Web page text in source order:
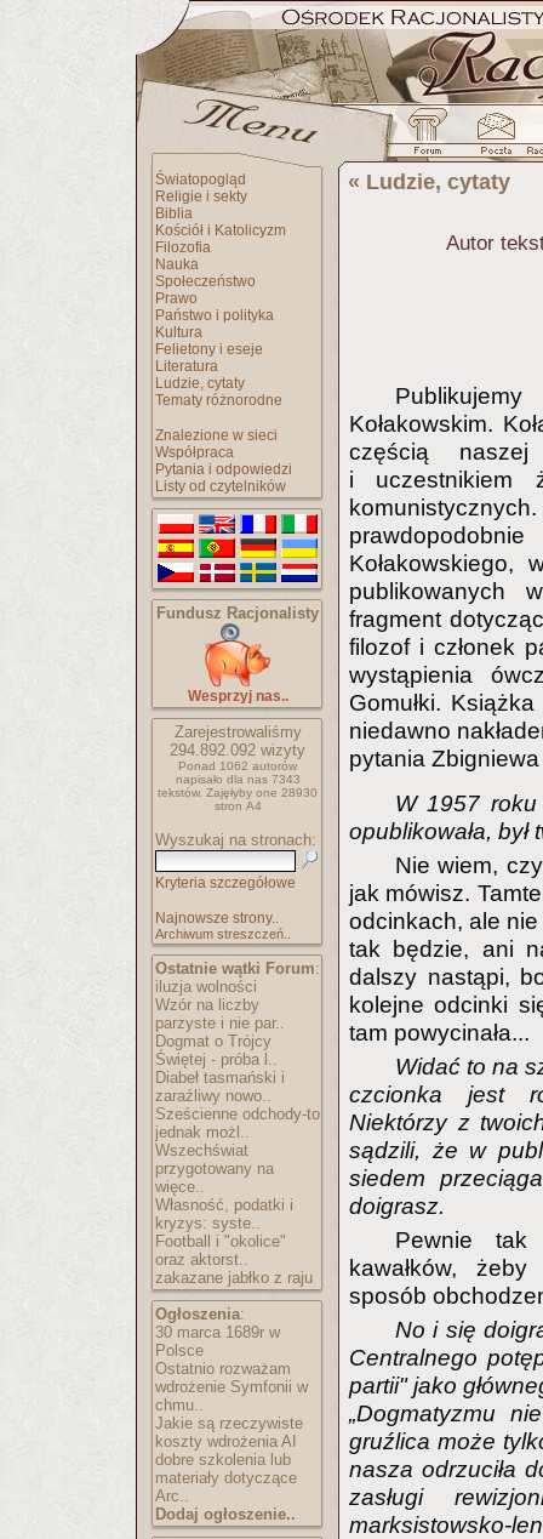
Światopogląd
Religie i sekty
Biblia
Kościół i Katolicyzm
Filozofia
Nauka
Społeczeństwo
Prawo
Państwo i polityka
Kultura
Felietony i eseje
Literatura
Ludzie, cytaty
Tematy różnorodne
Znalezione w sieci
Współpraca
Pytania i odpowiedzi
Listy od czytelników
Fundusz Racjonalisty
Wesprzyj nas..
Zarejestrowaliśmy
294.892.092 wizyty
Ponad 1062 autorów
napisało dla nas 7343
tekstów. Zajęłyby one 28930
stron A4
Wyszukaj na stronach:
Kryteria szczegółowe
Najnowsze strony..
Archiwum streszczeń..
Ostatnie wątki Forum:
iluzja wolności
Wzór na liczby
parzyste i nie par..
Dogmat o Trójcy
Świętej - próba l..
Diabeł tasmański i
zaraźliwy nowo..
Sześcienne odchody-to
jednak możl..
Wszechświat
przygotowany na
więce..
Własność, podatki i
kryzys: syste..
Football i "okolice"
oraz aktorst..
zakazane jabłko z raju
Ogłoszenia:
30 marca 1689r w
Polsce
Ostatnio rozważam
wdrożenie Symfonii w
chmu..
Jakie są rzeczywiste
koszty wdrożenia AI
dobre szkolenia lub
materiały dotyczące
Arc..
Dodaj ogłoszenie..
« Ludzie, cytaty
Autor
Kołakowskim.
częścią
i uczestnikiem
publikowanych
fragment
filozof i członek
wystąpienia
Gomułki.
niedawno
pytania
W 1957 roku
opublikowała,
Nie wiem,
jak mówisz.
odcinkach, ale
tak będzie, ani
dalszy nastąpi,
kolejne odcinki
tam powycinała...
Widać to na
czcionka jest
Niektórzy z
sądzili, że w
siedem
doigrasz.
Pewnie tak
kawałków,
sposób
No i się
Centralnego
partii" jako
„Dogmatyzmu
gruźlica może
nasza odrzuciła
zasługi
marksistowsko-